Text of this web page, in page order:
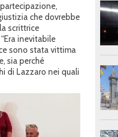
che dovrebbe
scrittrice
inevitabile
sono stata vittima
sia perché
di Lazzaro nei quali